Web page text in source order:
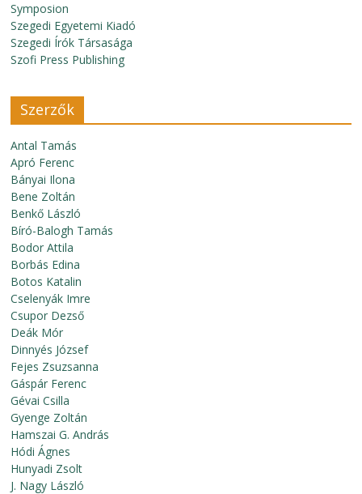
Symposion
Szegedi Egyetemi Kiadó
Szegedi Írók Társasága
Szofi Press Publishing
Szerzők
Antal Tamás
Apró Ferenc
Bányai Ilona
Bene Zoltán
Benkő László
Bíró-Balogh Tamás
Bodor Attila
Borbás Edina
Botos Katalin
Cselenyák Imre
Csupor Dezső
Deák Mór
Dinnyés József
Fejes Zsuzsanna
Gáspár Ferenc
Gévai Csilla
Gyenge Zoltán
Hamszai G. András
Hódi Ágnes
Hunyadi Zsolt
J. Nagy László